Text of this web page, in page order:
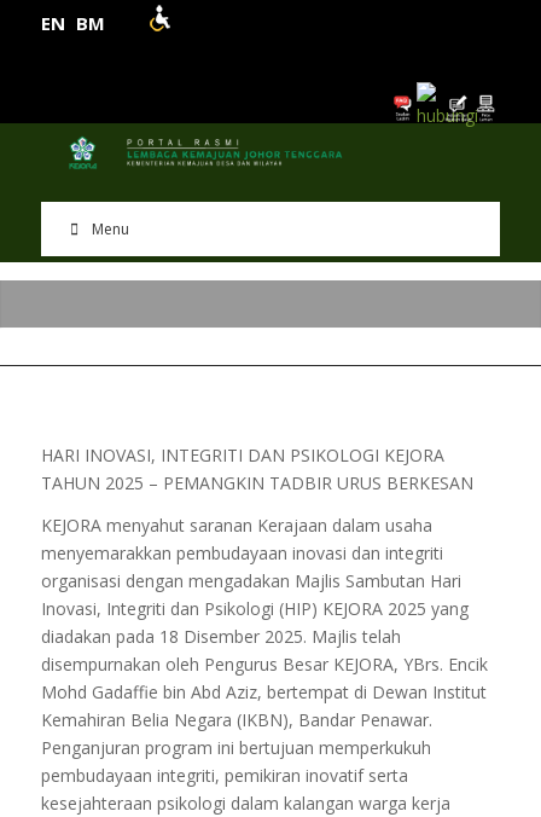
EN BM
Menu
HARI INOVASI, INTEGRITI DAN PSIKOLOGI KEJORA
TAHUN 2025 – PEMANGKIN TADBIR URUS BERKESAN
KEJORA menyahut saranan Kerajaan dalam usaha
menyemarakkan pembudayaan inovasi dan integriti
organisasi dengan mengadakan Majlis Sambutan Hari
Inovasi, Integriti dan Psikologi (HIP) KEJORA 2025 yang
diadakan pada 18 Disember 2025. Majlis telah
disempurnakan oleh Pengurus Besar KEJORA, YBrs. Encik
Mohd Gadaffie bin Abd Aziz, bertempat di Dewan Institut
Kemahiran Belia Negara (IKBN), Bandar Penawar.
Penganjuran program ini bertujuan memperkukuh
pembudayaan integriti, pemikiran inovatif serta
kesejahteraan psikologi dalam kalangan warga kerja